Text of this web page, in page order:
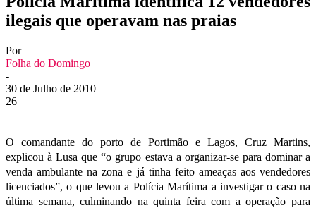
ilegais que operavam nas praias
Por
Folha do Domingo
-
30 de Julho de 2010
26
O comandante do porto de Portimão e Lagos, Cruz Martins,
explicou à Lusa que “o grupo estava a organizar-se para dominar a
venda ambulante na zona e já tinha feito ameaças aos vendedores
licenciados”, o que levou a Polícia Marítima a investigar o caso na
última semana, culminando na quinta feira com a operação para